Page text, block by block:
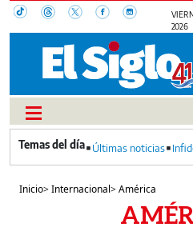
2026
Últimas noticias
Inicio>Internacional>América